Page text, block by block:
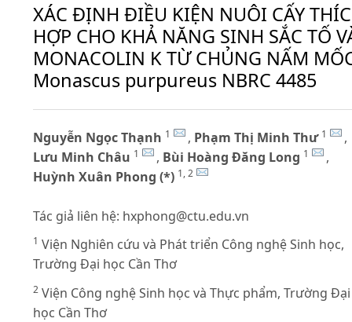
XÁC ĐỊNH ĐIỀU KIỆN NUÔI CẤY
HỢP CHO KHẢ NĂNG SINH SẮC TỐ
MONACOLIN K TỪ CHỦNG NẤM
Monascus purpureus NBRC 4485
Nguyễn Ngọc Thạnh 1 , Phạm Thị Minh Thư 1
,
Lưu Minh Châu 1 , Bùi Hoàng Đăng Long 1
,
Huỳnh Xuân Phong (*) 1, 2
Tác giả liên hệ: hxphong@ctu.edu.vn
1 Viện Nghiên cứu và Phát triển Công nghệ Sinh học,
Trường Đại học Cần Thơ
2 Viện Công nghệ Sinh học và Thực phẩm, Trường Đại
học Cần Thơ